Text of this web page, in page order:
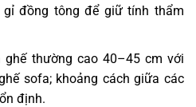
gỉ đồng tông để giữ tính thẩm
ghế thường cao 40–45 cm với
sofa; khoảng cách giữa các
định.